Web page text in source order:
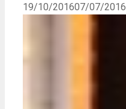
19/10/201607/07/2016